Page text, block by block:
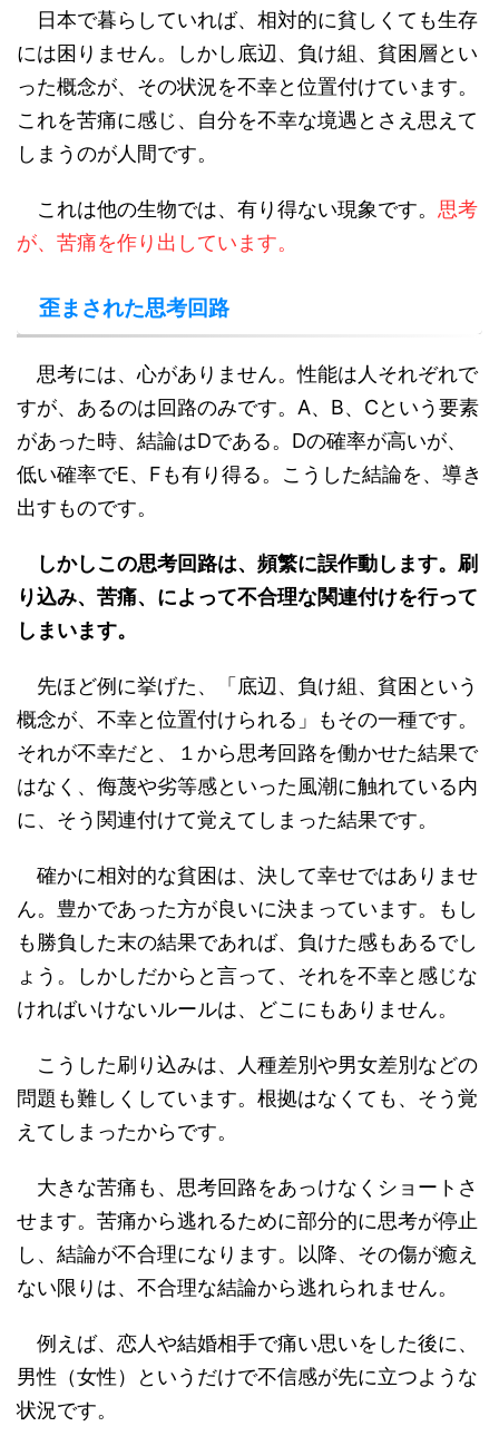
日本で暮らしていれば、相対的に貧しくても生存
には困りません。しかし底辺、負け組、貧困層とい
った概念が、その状況を不幸と位置付けています。
これを苦痛に感じ、自分を不幸な境遇とさえ思えて
しまうのが人間です。
これは他の生物では、有り得ない現象です。 思考
が、苦痛を作り出しています。
歪まされた思考回路
思考には、心がありません。性能は人それぞれで
すが、あるのは回路のみです。A、B、Cという要素
があった時、結論はDである。Dの確率が高いが、
低い確率でE、Fも有り得る。こうした結論を、導き
出すものです。
しかしこの思考回路は、頻繁に誤作動します。刷
り込み、苦痛、によって不合理な関連付けを行って
しまいます。
先ほど例に挙げた、「底辺、負け組、貧困という
概念が、不幸と位置付けられる」もその一種です。
それが不幸だと、１から思考回路を働かせた結果で
はなく、侮蔑や劣等感といった風潮に触れている内
に、そう関連付けて覚えてしまった結果です。
確かに相対的な貧困は、決して幸せではありませ
ん。豊かであった方が良いに決まっています。もし
も勝負した末の結果であれば、負けた感もあるでし
ょう。しかしだからと言って、それを不幸と感じな
ければいけないルールは、どこにもありません。
こうした刷り込みは、人種差別や男女差別などの
問題も難しくしています。根拠はなくても、そう覚
えてしまったからです。
大きな苦痛も、思考回路をあっけなくショートさ
せます。苦痛から逃れるために部分的に思考が停止
し、結論が不合理になります。以降、その傷が癒え
ない限りは、不合理な結論から逃れられません。
例えば、恋人や結婚相手で痛い思いをした後に、
男性（女性）というだけで不信感が先に立つような
状況です。